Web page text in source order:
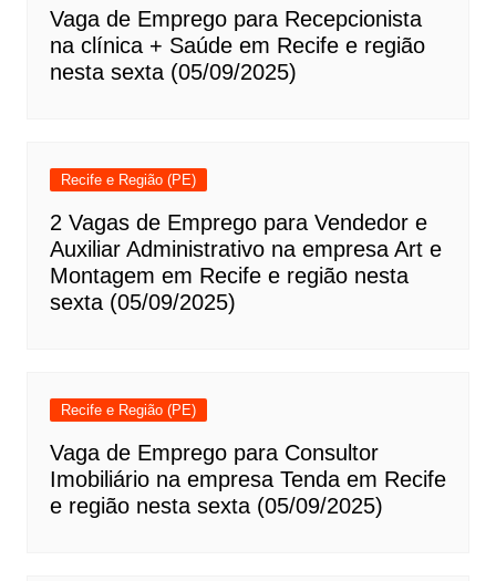
Vaga de Emprego para Recepcionista
na clínica + Saúde em Recife e região
nesta sexta (05/09/2025)
Recife e Região (PE)
2 Vagas de Emprego para Vendedor e
Auxiliar Administrativo na empresa Art e
Montagem em Recife e região nesta
sexta (05/09/2025)
Recife e Região (PE)
Vaga de Emprego para Consultor
Imobiliário na empresa Tenda em Recife
e região nesta sexta (05/09/2025)